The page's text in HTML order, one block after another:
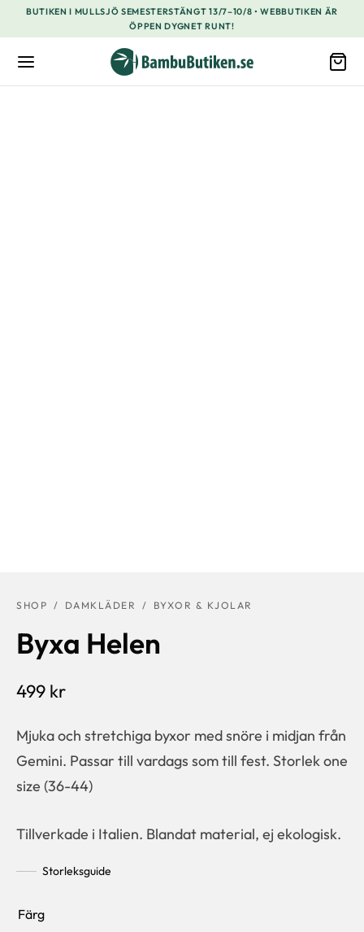
BUTIKEN I MULLSJÖ SEMESTERSTÄNGT 13/7–10/8 • WEBBUTIKEN ÄR
ÖPPEN DYGNET RUNT!
SHOP / DAMKLÄDER / BYXOR & KJOLAR
Byxa Helen
499 kr
Mjuka och stretchiga byxor med snöre i midjan från
Gemini. Passar till vardags som till fest. Storlek one
size (36-44)
Tillverkade i Italien. Blandat material, ej ekologisk.
Storleksguide
Färg